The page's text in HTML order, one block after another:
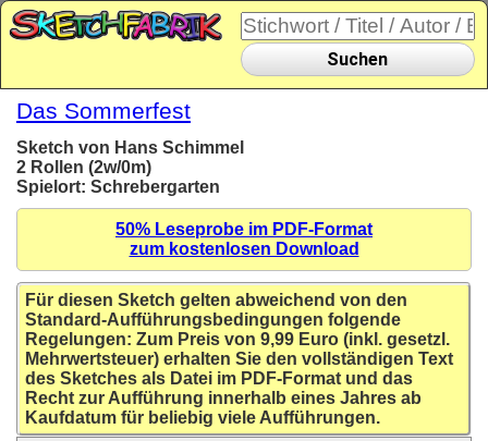
Suchen
Das Sommerfest
Sketch von Hans Schimmel
2 Rollen (2w/0m)
Spielort: Schrebergarten
50% Leseprobe im PDF-Format
zum kostenlosen Download
Für diesen Sketch gelten abweichend von den
Standard-Aufführungsbedingungen folgende
Regelungen: Zum Preis von 9,99 Euro (inkl. gesetzl.
Mehrwertsteuer) erhalten Sie den vollständigen Text
des Sketches als Datei im PDF-Format und das
Recht zur Aufführung innerhalb eines Jahres ab
Kaufdatum für beliebig viele Aufführungen.